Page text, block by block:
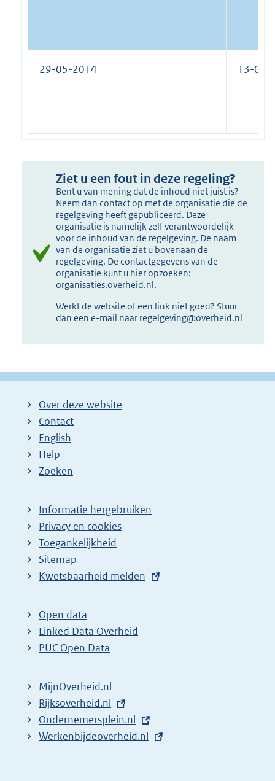
29-05-2014 13-06-
Ziet u een fout in deze regeling?
Bent u van mening dat de inhoud niet juist is?
Neem dan contact op met de organisatie die de
regelgeving heeft gepubliceerd. Deze
organisatie is namelijk zelf verantwoordelijk
voor de inhoud van de regelgeving. De naam
van de organisatie ziet u bovenaan de
regelgeving. De contactgegevens van de
organisatie kunt u hier opzoeken:
organisaties.overheid.nl.
Werkt de website of een link niet goed? Stuur
dan een e-mail naar regelgeving@overheid.nl
Over deze website
Contact
English
Help
Zoeken
Informatie hergebruiken
Privacy en cookies
Toegankelijkheid
Sitemap
E
t
e
r
l
i
n
k
Kwetsbaarheid melden
Open data
Linked Data Overheid
PUC Open Data
MijnOverheid.nl
E
x
t
Rijksoverheid.nl
E
x
Ondernemersplein.nl
E
Werkenbijdeoverheid.nl